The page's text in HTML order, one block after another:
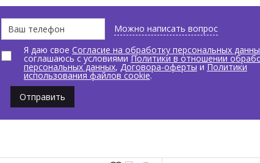
Можно написать вопрос
Я даю свое Согласие на обработку персональных
соглашаюсь с условиями Политики в отношении
персональных данных, Договора-оферты и Политики
использования файлов cookie.
Отправить